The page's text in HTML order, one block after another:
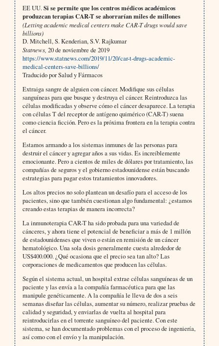
EE UU.Si se permite que los centros médicos académicos
produzcan terapias CAR-T se ahorrarían miles de millones
(Letting academic medical centers make CAR-T drugs would save
billions)
D. Mitchell, S. Kenderian, S.V. Rajkumar
Statnews, 20 de noviembre de 2019
https://www.statnews.com/2019/11/20/car-t-drugs-academic-
medical-centers-save-billions/
Traducido por Salud y Fármacos
Extraiga sangre de alguien con cáncer. Modifique sus células
sanguíneas para que busque y destruya el cáncer. Reintroduzca las
células modificadas y observe cómo el cáncer desaparece. La terapia
con células T del receptor de antígeno quimérico (CAR-T) suena
como ciencia ficción. Pero es la próxima frontera en la terapia contra
el cáncer.
Estamos armando a los sistemas inmunes de las personas para
destruir el cáncer y agregar años a sus vidas. Es increíblemente
emocionante. Pero a cientos de miles de dólares por tratamiento, las
compañías de seguros y el gobierno estadounidense están buscando
estrategias para pagar estos tratamientos innovadores.
Los altos precios no solo plantean un desafío para el acceso de los
pacientes, sino que también cuestionan algo fundamental: ¿estamos
creando estas terapias de manera incorrecta?
La inmunoterapia CAR-T ha sido probada para una variedad de
cánceres, y ahora tiene el potencial de beneficiar a más de 1 millón
de estadounidenses que viven o están en remisión de un cáncer
hematológico. Una sola dosis generalmente cuesta alrededor de
US$400.000. ¿Qué ocasiona que el precio sea tan alto? Las
corporaciones de medicamentos que producen las células.
Según el sistema actual, un hospital extrae células sanguíneas de un
paciente y las envía a la compañía farmacéutica para que las
manipule genéticamente. A la compañía le lleva de dos a seis
semanas diseñar las células, aumentar su número, realizar pruebas de
calidad y seguridad, y enviarlas de vuelta al hospital para
reintroducirlas en el torrente sanguíneo del paciente. Con este
sistema, se han documentado problemas con el proceso de ingeniería,
así como con el envío y la manipulación.